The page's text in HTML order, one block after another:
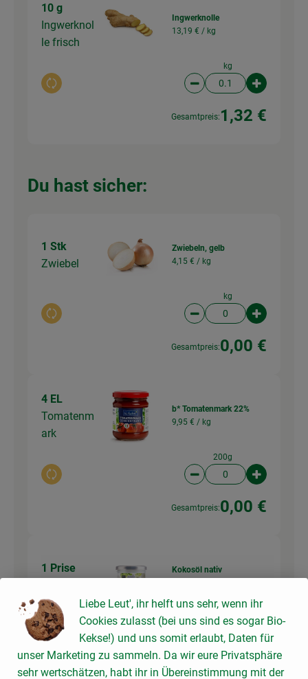
10 g
Ingwerknol
le frisch
Auswahl ändern
Ingwerknolle
13,19 € / kg
kg
Artikelanzahl
Gesamtpreis: 1,32 €
Du hast sicher:
1 Stk
Zwiebel
Auswahl ändern
Zwiebeln, gelb
4,15 € / kg
kg
Artikelanzahl
Gesamtpreis:0,00 €
4 EL
Tomatenm
ark
Auswahl ändern
b* Tomatenmark 22%
9,95 € / kg
200g
Artikelanzahl
Gesamtpreis:0,00 €
1 Prise
Auswahl ändern
Kokosöl nativ
200ml
Artikelanzahl
Gesamtpreis:0,00 €
Liebe Leut', ihr helft uns sehr, wenn ihr
Cookies zulasst (bei uns sind es sogar Bio-
Kekse!) und uns somit erlaubt, Daten für
unser Marketing zu sammeln. Da wir eure Privatsphäre
sehr wertschätzen, habt ihr in Übereinstimmung mit der